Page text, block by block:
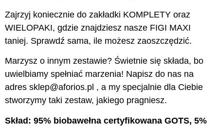
Zajrzyj koniecznie do zakładki KOMPLETY oraz
WIELOPAKI, gdzie znajdziesz nasze FIGI MAXI
taniej. Sprawdź sama, ile możesz zaoszczędzić.
Marzysz o innym zestawie? Świetnie się składa, bo
uwielbiamy spełniać marzenia! Napisz do nas na
adres sklep@aforios.pl , a my specjalnie dla Ciebie
stworzymy taki zestaw, jakiego pragniesz.
Skład: 95% biobawełna certyfikowana GOTS, 5%